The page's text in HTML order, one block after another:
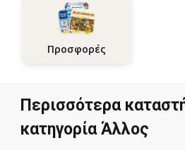
Προσφορές
Περισσότερα
κατηγορία Άλλος